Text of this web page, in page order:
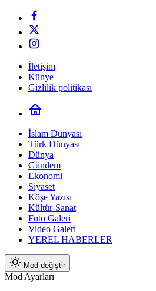
İletişim
Künye
Gizlilik politikası
İslam Dünyası
Türk Dünyası
Dünya
Gündem
Ekonomi
Siyaset
Köşe Yazısı
Kültür-Sanat
Foto Galeri
Video Galeri
YEREL HABERLER
Mod değiştir
Mod Ayarları